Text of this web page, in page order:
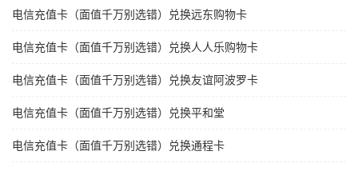
电信充值卡（面值千万别选错）兑换远东购物卡
电信充值卡（面值千万别选错）兑换人人乐购物卡
电信充值卡（面值千万别选错）兑换友谊阿波罗卡
电信充值卡（面值千万别选错）兑换平和堂
电信充值卡（面值千万别选错）兑换通程卡